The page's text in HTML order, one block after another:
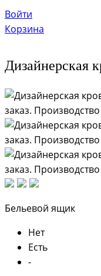
Войти
Корзина
Дизайнерская
Бельевой ящик
Нет
Есть
-